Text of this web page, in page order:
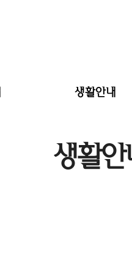
생활안내
생활안내문
생활